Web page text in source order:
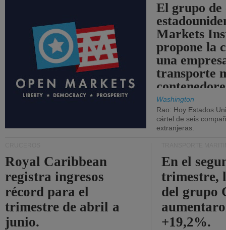
El grupo de
Markets
propone la
una
transporte
Washington
Rao: Hoy Estados
cártel de seis
extranjeras.
Royal Caribbean
registra ingresos
récord para el
trimestre de abril a
junio.
En el
trimestre,
del grupo
+19,2%.